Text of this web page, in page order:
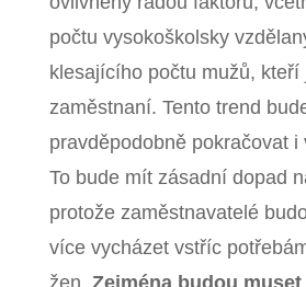
počtu vysokoškolsky
klesajícího počtu mužů, kteří
zaměstnaní. Tento trend
pravděpodobně pokračovat i
To bude mít zásadní dopad
protože zaměstnavatelé
více vycházet vstříc